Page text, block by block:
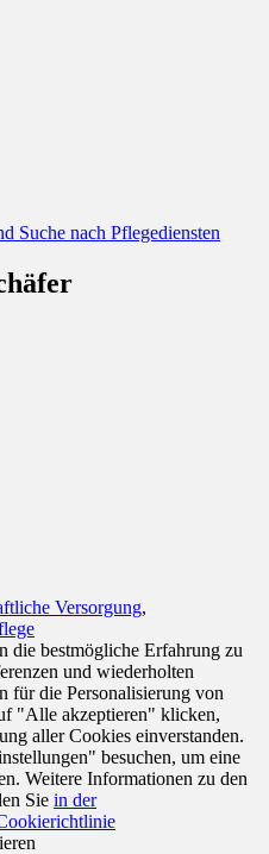
Versorgung,
die bestmögliche Erfahrung zu
und wiederholten
für die Personalisierung von
"Alle akzeptieren" klicken,
aller Cookies einverstanden.
besuchen, um eine
Weitere Informationen zu den
Sie in der